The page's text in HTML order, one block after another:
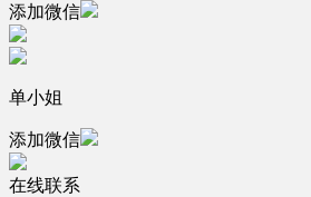
添加微信
单小姐
添加微信
在线联系